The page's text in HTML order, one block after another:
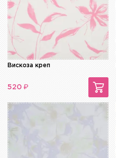
Вискоза креп
520 ₽